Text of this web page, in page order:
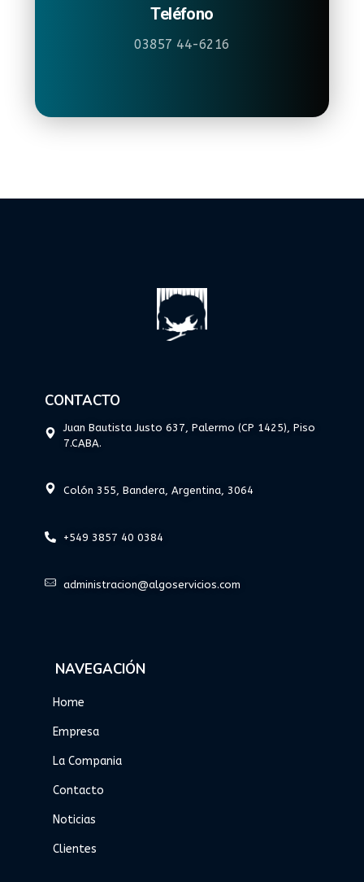
Teléfono
03857 44-6216
CONTACTO
Juan Bautista Justo 637, Palermo (CP 1425), Piso
7.CABA.
Colón 355, Bandera, Argentina, 3064
+549 3857 40 0384
administracion@algoservicios.com
NAVEGACIÓN
Home
Empresa
La Compania
Contacto
Noticias
Clientes